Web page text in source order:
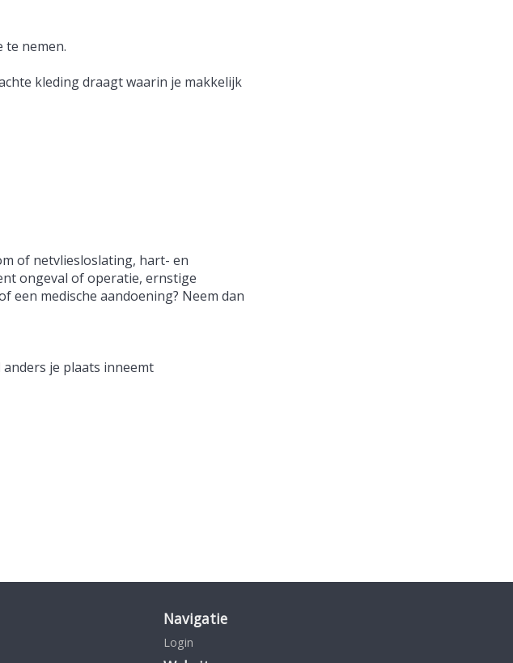
te nemen.
kleding draagt waarin je makkelijk
of netvliesloslating, hart- en
ongeval of operatie, ernstige
medische aandoening? Neem dan
je plaats inneemt
Navigatie
Login